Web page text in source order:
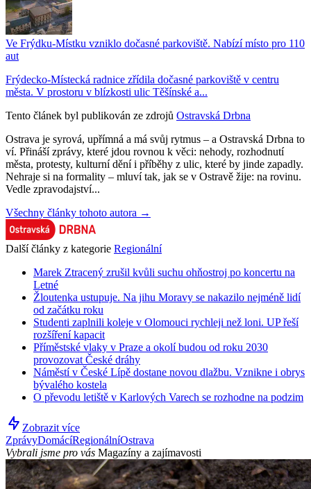
Ve Frýdku-Místku vzniklo dočasné parkoviště. Nabízí místo pro 110
aut
Frýdecko-Místecká radnice zřídila dočasné parkoviště v centru
města. V prostoru v blízkosti ulic Těšínské a...
Tento článek byl publikován ze zdrojů Ostravská Drbna
Ostrava je syrová, upřímná a má svůj rytmus – a Ostravská Drbna to
ví. Přináší zprávy, které jdou rovnou k věci: nehody, rozhodnutí
města, protesty, kulturní dění i příběhy z ulic, které by jinde zapadly.
Nehraje si na formality – mluví tak, jak se v Ostravě žije: na rovinu.
Vedle zpravodajství...
Všechny články tohoto autora →
Další články z kategorie Regionální
Marek Ztracený zrušil kvůli suchu ohňostroj po koncertu na
Letné
Žloutenka ustupuje. Na jihu Moravy se nakazilo nejméně lidí
od začátku roku
Studenti zaplnili koleje v Olomouci rychleji než loni. UP řeší
rozšíření kapacit
Příměstské vlaky v Praze a okolí budou od roku 2030
provozovat České dráhy
Náměstí v České Lípě dostane novou dlažbu. Vznikne i obrys
bývalého kostela
O převodu letiště v Karlových Varech se rozhodne na podzim
Zobrazit více
ZprávyDomácíRegionálníOstrava
Vybrali jsme pro vás Magazíny a zajímavosti